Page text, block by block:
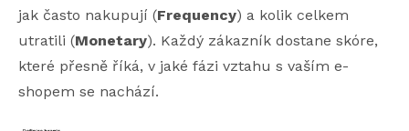
jak často nakupují (Frequency) a kolik celkem
utratili (Monetary). Každý zákazník dostane skóre,
které přesně říká, v jaké fázi vztahu s vaším e-
shopem se nachází.